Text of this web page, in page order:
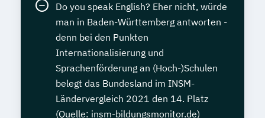
Do you speak English? Eher nicht, würde
man in Baden-Württemberg antworten -
denn bei den Punkten
Internationalisierung und
Sprachenförderung an (Hoch-)Schulen
belegt das Bundesland im INSM-
Ländervergleich 2021 den 14. Platz
(Quelle: insm-bildungsmonitor.de)